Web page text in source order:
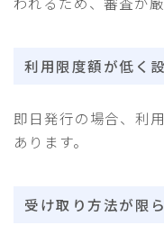
利用限度額が低く
即日発行の場合、利
あります。
受け取り方法が限